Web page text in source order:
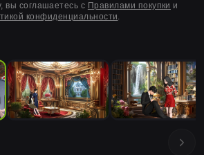
вы соглашаетесь с Правилами покупки и
конфиденциальности.